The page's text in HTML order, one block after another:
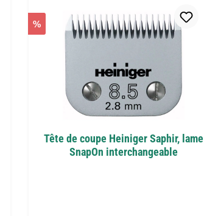
%
Tête de coupe Heiniger Saphir, lame
SnapOn interchangeable